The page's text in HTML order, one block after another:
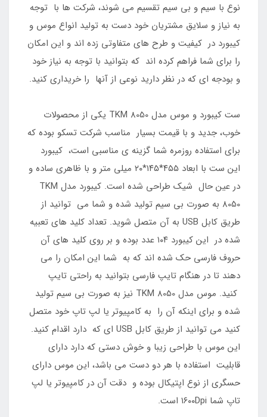
نوع با سیم و بی سیم تقسیم می شوند، شرکت ها با توجه
به نیاز و سلایق مشتریان خود دست به تولید انواع موس و
کیبورد در کیفیت و طرح های متفاوتی زده اند و این امکان
را برای شما فراهم کرده اند که بتوانید با توجه به نیاز خود
و بودجه ای که در نظر دارید نوعی از آنها را خریداری کنید.
ست کیبورد و موس مدل TKM 8050 یکی از محصولات
خوب، جدید و با قیمت بسیار مناسب شرکت تسکو بوده که
برای استفاده روزمره شما گزینه ی مناسبی است، کیبورد
این ست با ابعاد ۴۵۵*۱۴۵*۲۰ میلی متر و با ظاهری ساده و
در عین حال شیک طراحی شده است. کیبورد مدل TKM
8050 به صورت بی سیم تولید شده و شما می توانید از
طریق کابل USB به آن متصل شوید. تعداد کلید های تعبیه
شده در این کیبورد ۱۰۴ عدد بوده و بر روی کلید های آن
حروف فارسی حک شده اند که به شما این امکان را می
دهند تا در هنگام تایپ فارسی بتوانید به راحتی تایپ
کنید. موس مدل TKM 8050 نیز به صورت بی سیم تولید
شده و برای اینکه آن را به کامپیوتر یا لپ تاپ خود متصل
کنید می توانید از طریق کابل USB ای که دارد اقدام کنید.
این موس با طراحی زیبا و خوش دستی که دارد دارای
قابلیت استفاده با هر دو دست می باشد، این موس دارای
حسگری از نوع اپتیکال بوده و دقت آن در کامپیوتر یا لپ
تاپ شما ۱۶۰۰Dpi است.